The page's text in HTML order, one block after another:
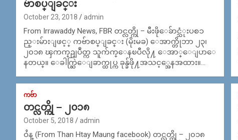
ဗ်ာစပ္ျခင္း
October 23, 2018 admin
From Irrawaddy News, FBR တင္လတ္ကို – မီးဖိုေခ်ာင္သံုးပစၥ
ည္းမ်ားျဖင့္ ကဗ်ာစပ္ျခင္း (မိုးမခ) ေအာက္တိုဘာ ၂၃၊
၂၀၁၈ ၾကက္ဥျပဳတ္က သူက်က္ေနၿပီလို႔ ေအာ္ေျပာေ
နတယ္။ ေခါက္ဆြဲေျခာက္ထုပ္က ခုန္ခ်ဖို႔အသင့္အေနအထား။…
ကဗ်ာ
တင္လတ္ကို – ၂၀၁၈
October 5, 2018 admin
ဝႆန္ (From Than Htay Maung facebook) တင္လတ္ကို – ၂၀၁၈